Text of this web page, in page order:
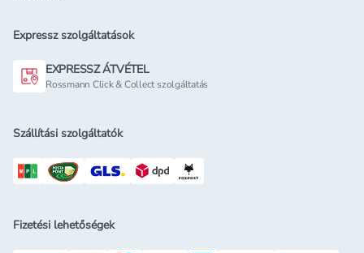
Expressz szolgáltatások
EXPRESSZ ÁTVÉTEL
Rossmann Click & Collect szolgáltatás
Szállítási szolgáltatók
Fizetési lehetőségek